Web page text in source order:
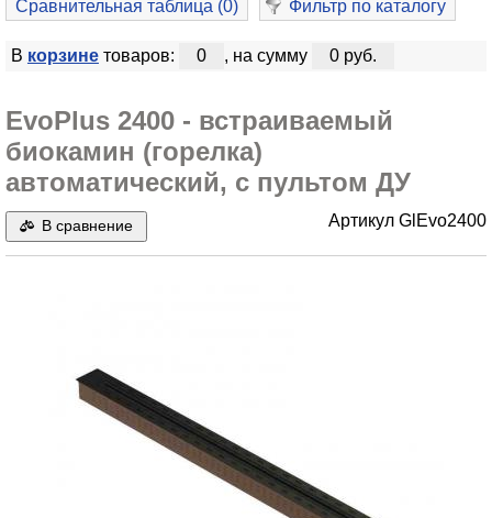
Сравнительная таблица (0) Фильтр по каталогу
В корзинетоваров: 0 , на сумму 0 руб.
EvoPlus 2400 - встраиваемый
биокамин (горелка)
автоматический, с пультом ДУ
В сравнение Артикул GlEvo2400